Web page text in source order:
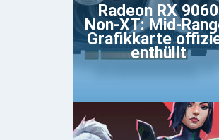
Radeon RX 9060
Non-XT: Mid-
Grafikkarte
enthüllt